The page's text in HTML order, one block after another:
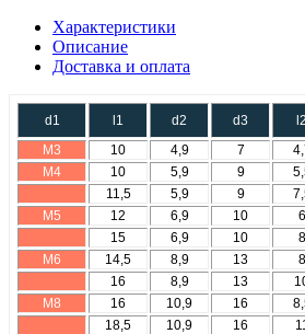
Характеристики
Описание
Доставка и оплата
d1 l1 d2 d3 l2
М3
10 4,9 7
М4
10 5,9 9
11,5
5,9 9
М5
12 6,9 10 6
15
6,9 10 8
М6
14,5 8,9 13 8
16
8,9 13
М8
16 10,9 16
18,5
10,9 16